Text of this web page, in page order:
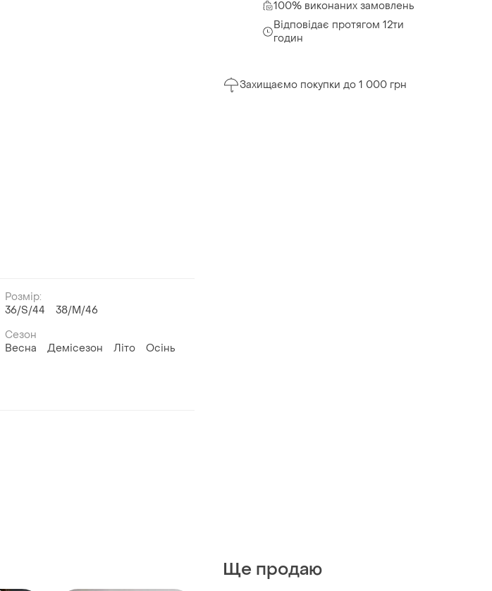
Розмір:
36/S/44
38/M/46
Сезон
Весна
Демісезон Літо
Осінь
100% виконаних замовлень
Відповідає протягом 12ти
годин
Захищаємо покупки до 1 000 грн
Ще продаю